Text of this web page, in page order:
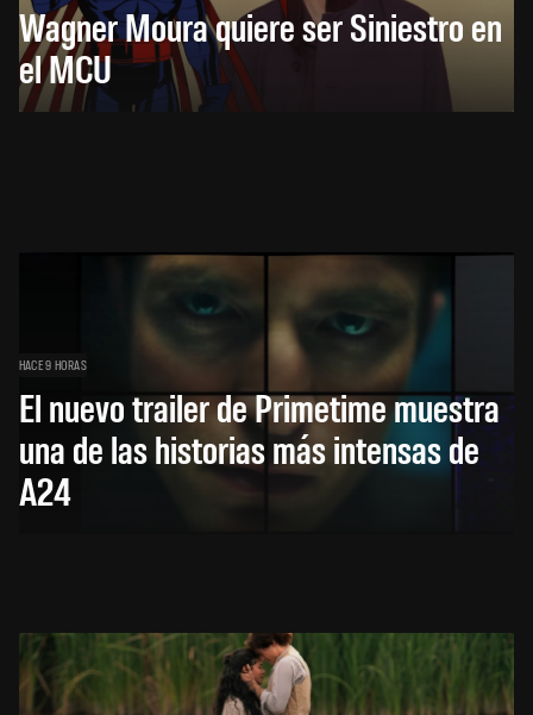
Wagner Moura quiere ser Siniestro en
el MCU
HACE 9 HORAS
El nuevo trailer de Primetime muestra
una de las historias más intensas de
A24